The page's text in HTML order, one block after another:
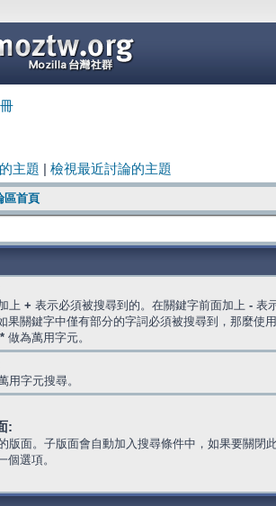
主題 檢視最近討論的主題
區首頁
上 + 表示必須被搜尋到的。在關鍵字前面加上 - 表
果關鍵字中僅有部分的字詞必須被搜尋到，那麼使
* 做為萬用字元。
用字元搜尋。
:
版面。子版面會自動加入搜尋條件中，如果要關閉
個選項。